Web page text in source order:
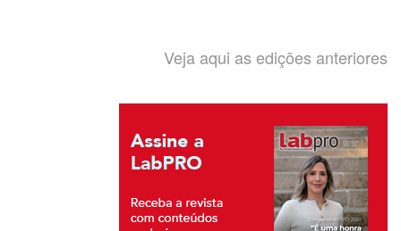
Veja aqui as edições anteriores